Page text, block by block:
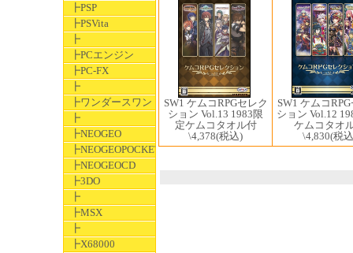
┣PSP
┣PSVita
┣
┣PCエンジン
┣PC-FX
┣
┣ワンダースワン
┣
┣NEOGEO
┣NEOGEOPOCKET
┣NEOGEOCD
┣3DO
┣
┣MSX
┣
┣X68000
SW1 ケムコRPGセレク
ション Vol.13 1983限
定ケムコタオル付
\4,378(税込)
SW1 ケムコ
ション Vol.12
ケムコタオ
\4,830(税